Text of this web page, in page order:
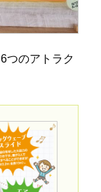
つのアトラク